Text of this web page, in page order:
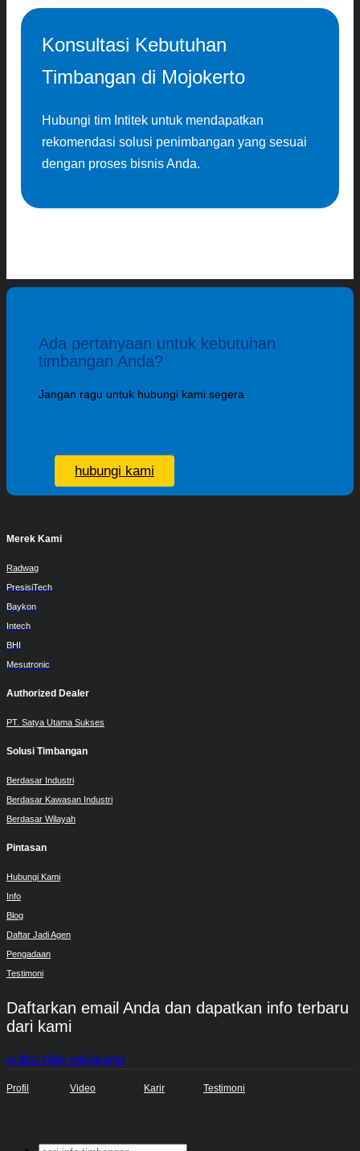
Konsultasi Kebutuhan
Timbangan di Mojokerto
Hubungi tim Intitek untuk mendapatkan
rekomendasi solusi penimbangan yang sesuai
dengan proses bisnis Anda.
Ada pertanyaan untuk kebutuhan
timbangan Anda?
Jangan ragu untuk hubungi kami segera
hubungi kami
Merek Kami
Radwag
PresisiTech
Baykon
Intech
BHI
Mesutronic
Authorized Dealer
PT. Satya Utama Sukses
Solusi Timbangan
Berdasar Industri
Berdasar Kawasan Industri
Berdasar Wilayah
Pintasan
Hubungi Kami
Info
Blog
Daftar Jadi Agen
Pengadaan
Testimoni
Daftarkan email Anda dan dapatkan info terbaru
dari kami
subscribe sekarang
Profil Video Karir Testimoni